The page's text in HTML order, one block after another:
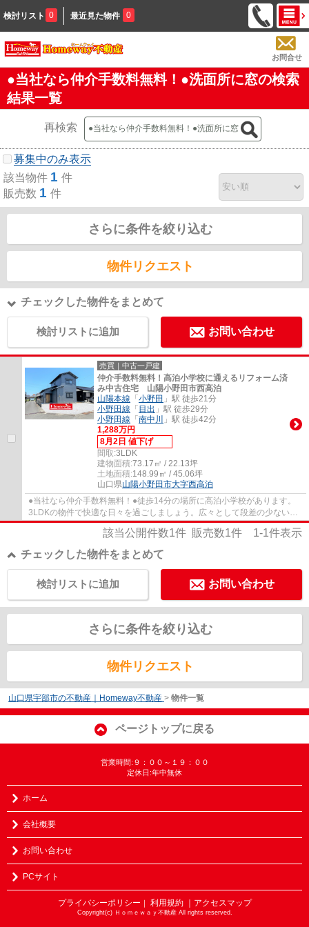
検討リスト 0 最近見た物件 0
お問合せ
●当社なら仲介手数料無料！●洗面所に窓の検索
結果一覧
再検索
募集中のみ表示
該当物件 1 件
販売数 1 件
さらに条件を絞り込む
物件リクエスト
チェックした物件をまとめて
検討リストに追加 お問い合わせ
売買｜中古一戸建
仲介手数料無料！高泊小学校に通えるリフォーム済
み中古住宅 山陽小野田市西高泊
山陽本線 「 小野田 」駅 徒歩21分
小野田線 「 目出 」駅 徒歩29分
小野田線 「 南中川
」駅 徒歩42分
1,288万円
8月2日 値下げ
間取:3LDK
建物面積:73.17㎡ / 22.13坪
土地面積:148.99㎡ / 45.06坪
山口県山陽小野田市大字西高泊
●当社なら仲介手数料無料！●徒歩14分の場所に高泊小学校があります。
3LDKの物件で快適な日々を過ごしましょう。広々として段差の少ない平
坦地は日常の生活も送りやすい場所となってお...
該当公開件数1件 販売数1件 1-1件表示
チェックした物件をまとめて
お問い合わせ
検討リストに追加
さらに条件を絞り込む
物件リクエスト
山口県宇部市の不動産｜Homeway不動産 > 物件一覧
ページトップに戻る
営業時間:９：００～１９：００
定休日:年中無休
ホーム
会社概要
お問い合わせ
PCサイト
プライバシーポリシー ｜ 利用規約 ｜アクセスマップ
Copyright(c) Ｈｏｍｅｗａｙ不動産 All rights reserved.